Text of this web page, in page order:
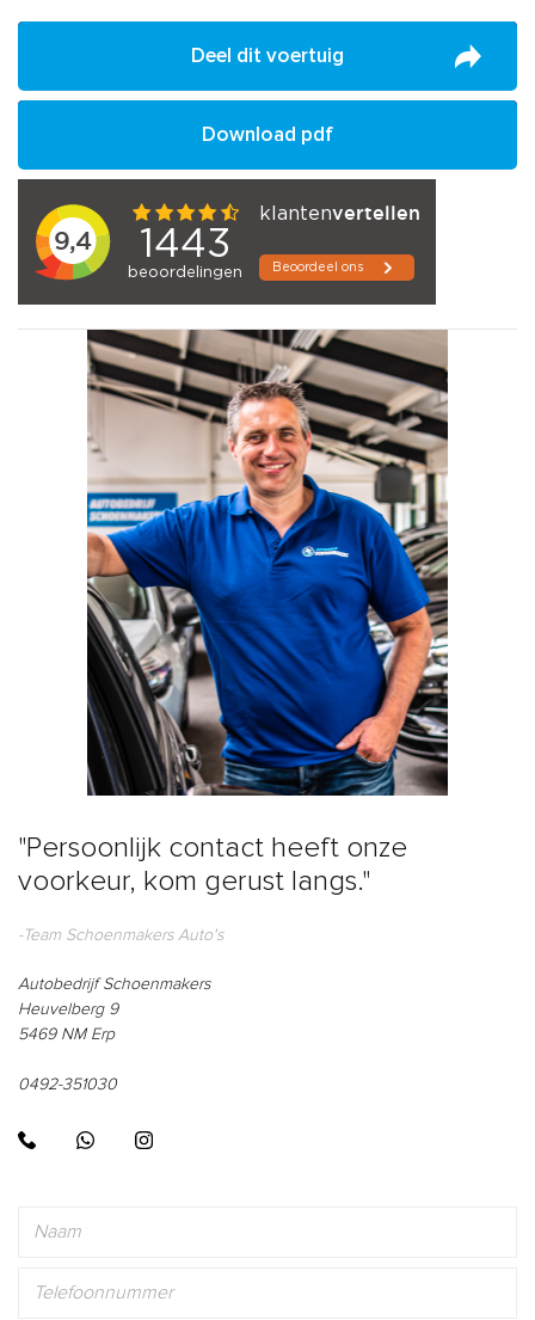
Deel dit voertuig
Download pdf
"Persoonlijk contact heeft onze
voorkeur, kom gerust langs."
-Team Schoenmakers Auto's
Autobedrijf Schoenmakers
Heuvelberg 9
5469 NM Erp
0492-351030